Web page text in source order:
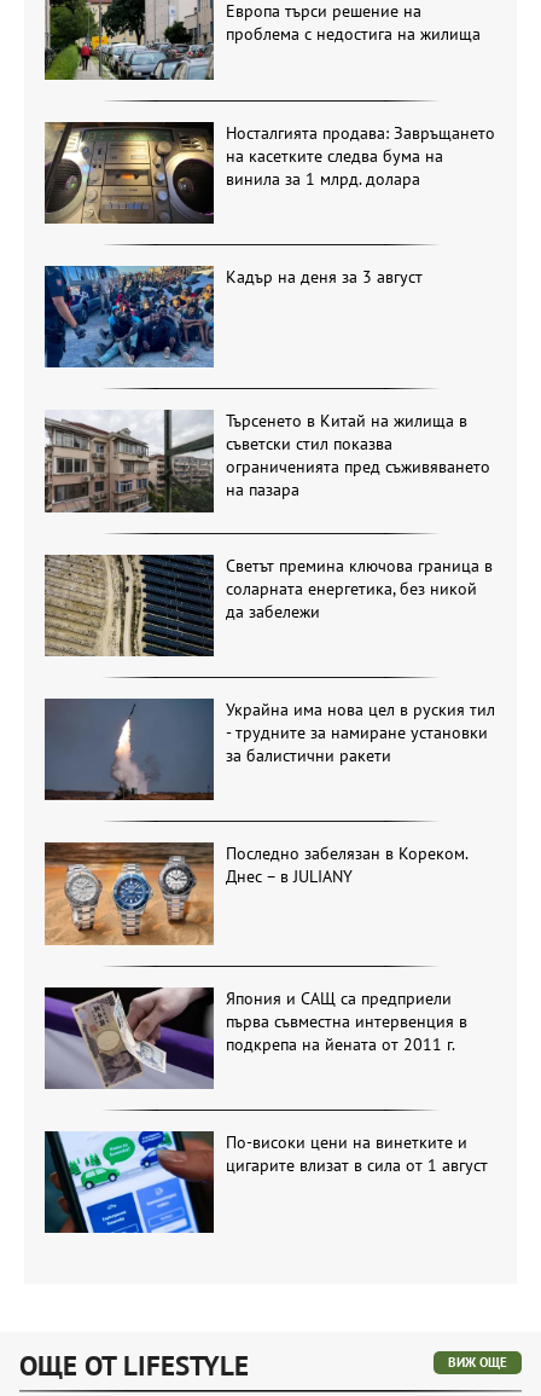
Европа търси решение на
проблема с недостига на жилища
Носталгията продава: Завръщането
на касетките следва бума на
винила за 1 млрд. долара
Кадър на деня за 3 август
Търсенето в Китай на жилища в
съветски стил показва
ограниченията пред съживяването
на пазара
Светът премина ключова граница в
соларната енергетика, без никой
да забележи
Украйна има нова цел в руския тил
- трудните за намиране установки
за балистични ракети
Последно забелязан в Кореком.
Днес – в JULIANY
Япония и САЩ са предприели
първа съвместна интервенция в
подкрепа на йената от 2011 г.
По-високи цени на винетките и
цигарите влизат в сила от 1 август
ОЩЕ ОТ LIFESTYLE ВИЖ ОЩЕ